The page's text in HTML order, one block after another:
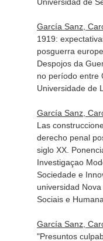
García Sanz,
1919:
posguerra
Despojos da
no período entre
Universidade de
García Sanz,
Las
derecho penal
siglo XX.
Investigaçao
Sociedade e
universidad
Sociais e
García Sanz,
"Presuntos